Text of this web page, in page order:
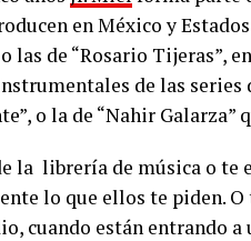
en México y
las de “Rosario Tijeras”,
de las series
o la de “Nahir Galarza”
la librería de música o te
lo que ellos te piden. O
cuando están entrando a